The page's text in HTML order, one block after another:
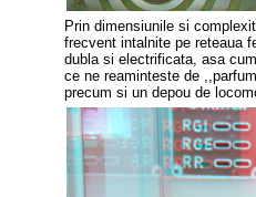
Prin dimensiunile si
frecvent intalnite pe reteaua
dubla si electrificata, asa
ce ne reaminteste de
precum si un depou de